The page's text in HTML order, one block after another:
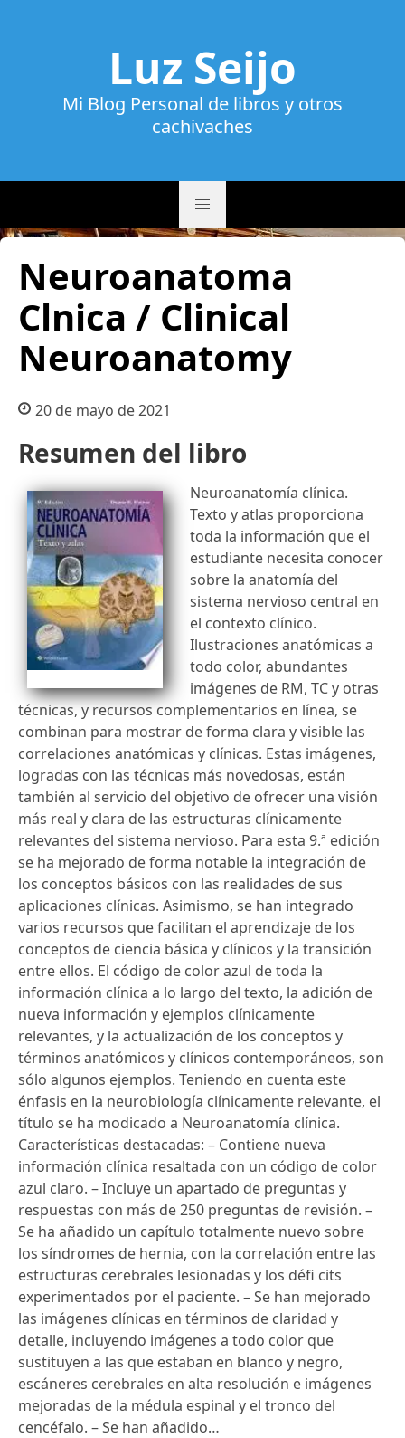
Luz Seijo
Mi Blog Personal de libros y otros
cachivaches
Neuroanatoma
Clnica / Clinical
Neuroanatomy
20 de mayo de 2021
Resumen del libro
Neuroanatomía clínica.
Texto y atlas proporciona
toda la información que el
estudiante necesita conocer
sobre la anatomía del
sistema nervioso central en
el contexto clínico.
Ilustraciones anatómicas a
todo color, abundantes
imágenes de RM, TC y otras
técnicas, y recursos complementarios en línea, se
combinan para mostrar de forma clara y visible las
correlaciones anatómicas y clínicas. Estas imágenes,
logradas con las técnicas más novedosas, están
también al servicio del objetivo de ofrecer una visión
más real y clara de las estructuras clínicamente
relevantes del sistema nervioso. Para esta 9.ª edición
se ha mejorado de forma notable la integración de
los conceptos básicos con las realidades de sus
aplicaciones clínicas. Asimismo, se han integrado
varios recursos que facilitan el aprendizaje de los
conceptos de ciencia básica y clínicos y la transición
entre ellos. El código de color azul de toda la
información clínica a lo largo del texto, la adición de
nueva información y ejemplos clínicamente
relevantes, y la actualización de los conceptos y
términos anatómicos y clínicos contemporáneos, son
sólo algunos ejemplos. Teniendo en cuenta este
énfasis en la neurobiología clínicamente relevante, el
título se ha modicado a Neuroanatomía clínica.
Características destacadas: – Contiene nueva
información clínica resaltada con un código de color
azul claro. – Incluye un apartado de preguntas y
respuestas con más de 250 preguntas de revisión. –
Se ha añadido un capítulo totalmente nuevo sobre
los síndromes de hernia, con la correlación entre las
estructuras cerebrales lesionadas y los défi cits
experimentados por el paciente. – Se han mejorado
las imágenes clínicas en términos de claridad y
detalle, incluyendo imágenes a todo color que
sustituyen a las que estaban en blanco y negro,
escáneres cerebrales en alta resolución e imágenes
mejoradas de la médula espinal y el tronco del
cencéfalo. – Se han añadido…